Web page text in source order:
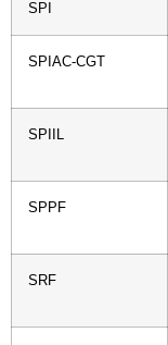
SPI
SPIAC-CGT
SPIIL
SPPF
SRF